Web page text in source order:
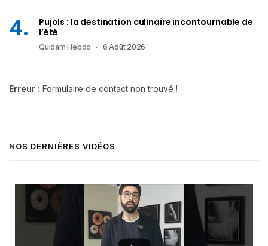
Pujols : la destination culinaire incontournable de
l’été
Quidam Hebdo 6 Août 2026
Erreur : Formulaire de contact non trouvé !
NOS DERNIÈRES VIDÉOS